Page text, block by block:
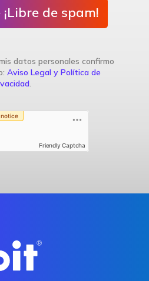
de spam!
datos personales confirmo
Aviso Legal y Política de
.
Friendly Captcha